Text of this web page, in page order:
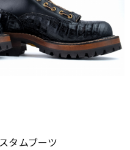
タムブーツ